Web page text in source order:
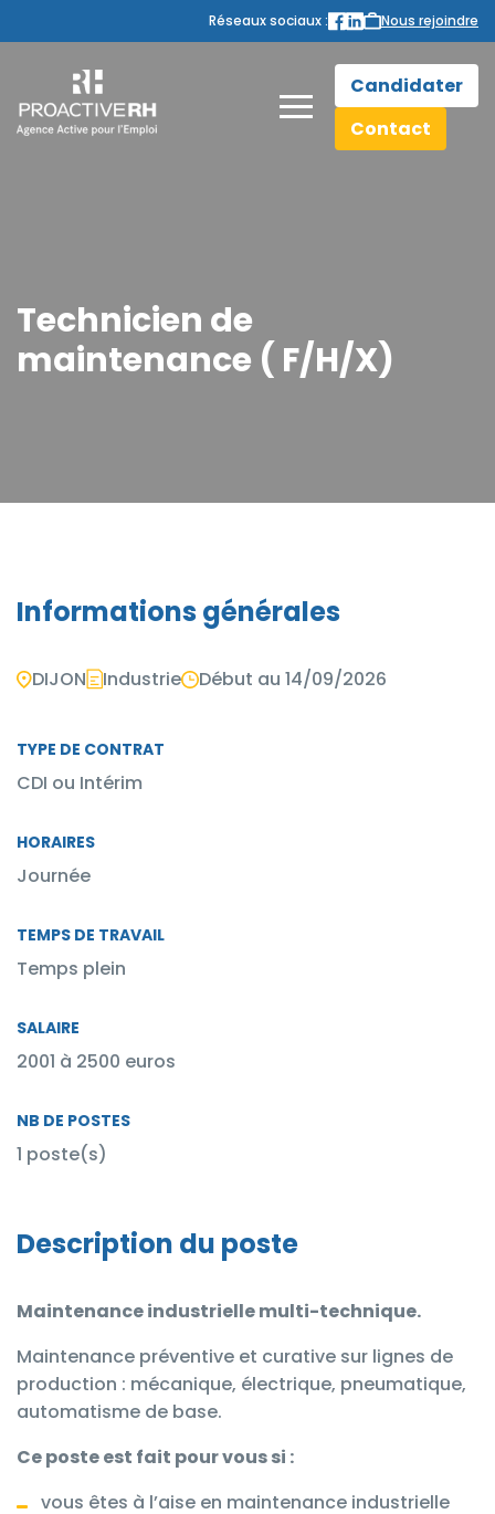
Réseaux sociaux : Nous rejoindre
Candidater
Contact
Technicien de
maintenance ( F/H/X)
Informations générales
DIJON Industrie Début au 14/09/2026
TYPE DE CONTRAT
CDI ou Intérim
HORAIRES
Journée
TEMPS DE TRAVAIL
Temps plein
SALAIRE
2001 à 2500 euros
NB DE POSTES
1 poste(s)
Description du poste
Maintenance industrielle multi-technique.
Maintenance préventive et curative sur lignes de
production : mécanique, électrique, pneumatique,
automatisme de base.
Ce poste est fait pour vous si :
vous êtes à l’aise en maintenance industrielle